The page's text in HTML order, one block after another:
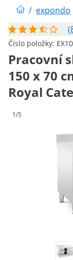
/ expondo
Číslo položky:
Pracovní
150 x 70
Royal
1/5